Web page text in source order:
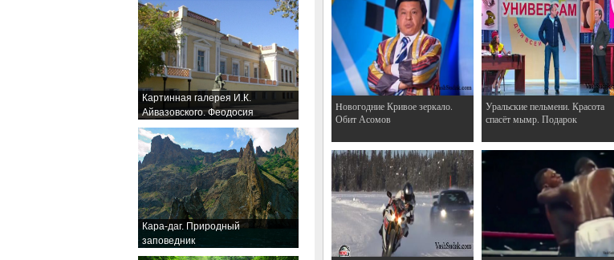
Картинная галерея И.К.
Айвазовского. Феодосия
Кара-даг. Природный
заповедник
Hовогодние Кривое зеркало.
Обит Асомов
Уральские пельмени. Красота
спасёт мымр. Подарок